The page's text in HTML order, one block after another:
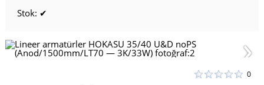
Stok: ✔
0